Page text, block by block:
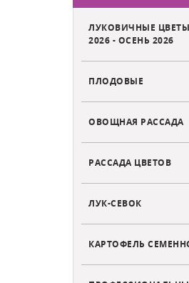
ЛУКОВИЧНЫЕ
2026 - ОСЕНЬ 2026
ПЛОДОВЫЕ
ОВОЩНАЯ РАССАДА
РАССАДА ЦВЕТОВ
ЛУК-СЕВОК
КАРТОФЕЛЬ